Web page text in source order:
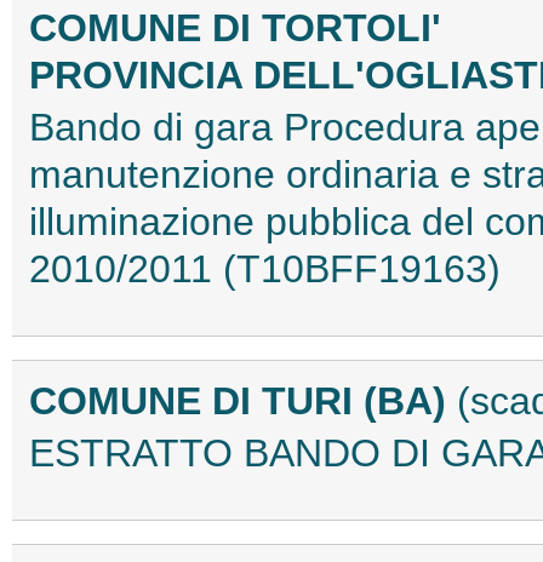
COMUNE DI TORTOLI'
PROVINCIA
Bando di gara Procedura
manutenzione ordinaria e
illuminazione pubblica del
2010/2011 (T10BFF19163)
COMUNE DI TURI (BA)
ESTRATTO BANDO DI